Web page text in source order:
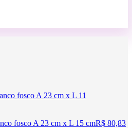
fosco A 23 cm x L 11
fosco A 23 cm x L 15 cmR$ 80,83